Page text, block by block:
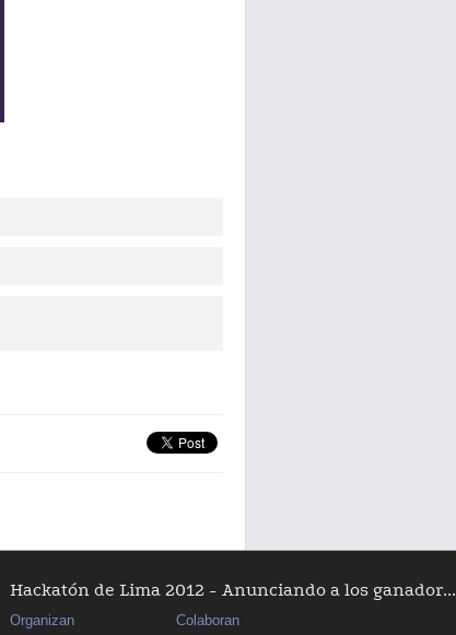
Hackatón de Lima 2012 - Anunciando a los ganador...
Organizan
Colaboran